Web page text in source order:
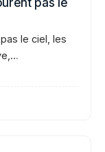
le ciel, les